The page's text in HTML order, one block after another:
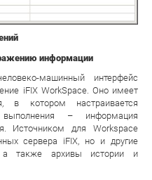
информации
машинный интерфейс
iFIX WorkSpace. Оно имеет
в котором настраивается
– информация
Источником для Workspace
сервера iFIX, но и другие
а также архивы истории и